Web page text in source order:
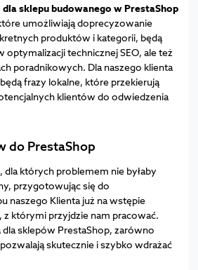
dla sklepu budowanego w PrestaShop
umożliwiają doprecyzowanie
produktów i kategorii, będą
optymalizacji technicznej SEO, ale też
poradnikowych. Dla naszego klienta
frazy lokalne, które przekierują
klientów do odwiedzenia
do PrestaShop
dla których problemem nie byłaby
przygotowując się do
naszego Klienta już na wstępie
z którymi przyjdzie nam pracować.
sklepów PrestaShop, zarówno
skutecznie i szybko wdrażać